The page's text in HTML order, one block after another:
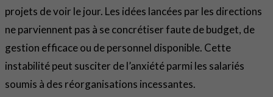
projets de voir le jour. Les idées lancées par les directions
ne parviennent pas à se concrétiser faute de budget, de
gestion efficace ou de personnel disponible. Cette
instabilité peut susciter de l’anxiété parmi les salariés
soumis à des réorganisations incessantes.